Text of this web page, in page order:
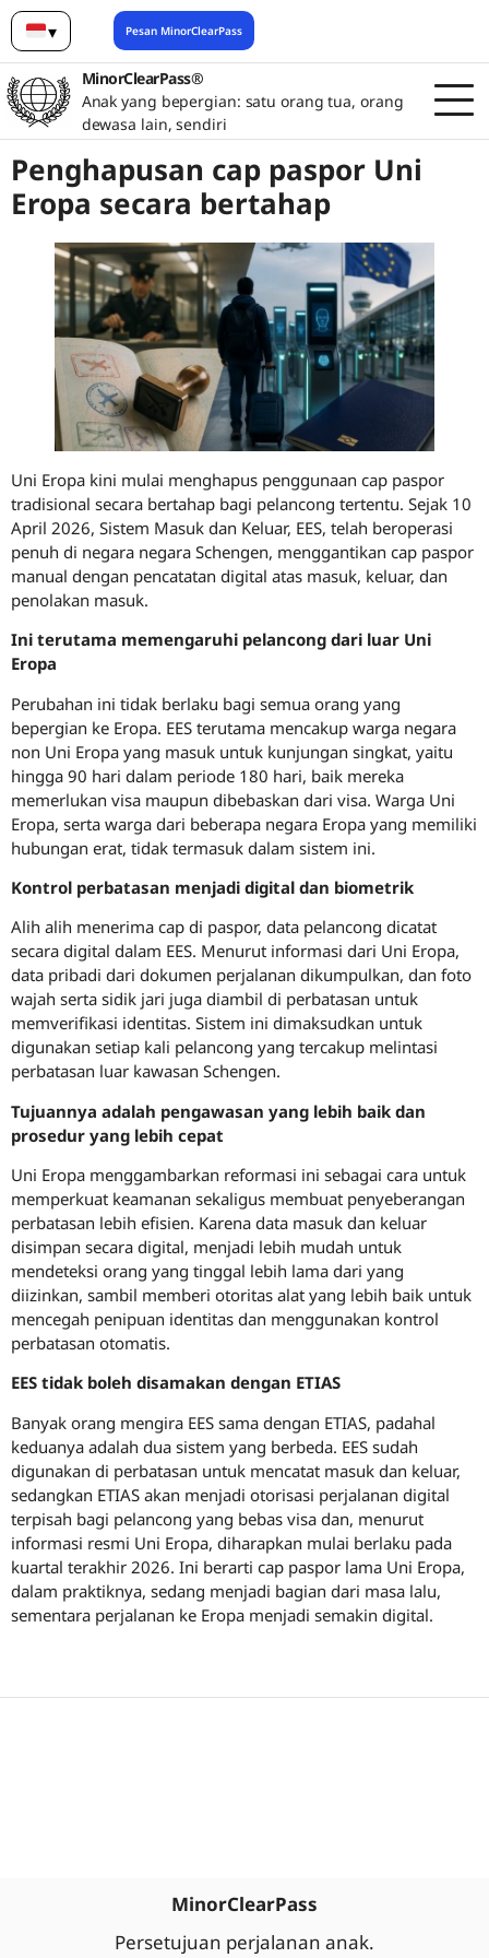
▾
Bahasa Indonesia
Pesan MinorClearPass
MinorClearPass®
Anak yang bepergian: satu orang tua, orang
dewasa lain, sendiri
Penghapusan cap paspor Uni
Eropa secara bertahap
Uni Eropa kini mulai menghapus penggunaan cap paspor
tradisional secara bertahap bagi pelancong tertentu. Sejak 10
April 2026, Sistem Masuk dan Keluar, EES, telah beroperasi
penuh di negara negara Schengen, menggantikan cap paspor
manual dengan pencatatan digital atas masuk, keluar, dan
penolakan masuk.
Ini terutama memengaruhi pelancong dari luar Uni
Eropa
Perubahan ini tidak berlaku bagi semua orang yang
bepergian ke Eropa. EES terutama mencakup warga negara
non Uni Eropa yang masuk untuk kunjungan singkat, yaitu
hingga 90 hari dalam periode 180 hari, baik mereka
memerlukan visa maupun dibebaskan dari visa. Warga Uni
Eropa, serta warga dari beberapa negara Eropa yang memiliki
hubungan erat, tidak termasuk dalam sistem ini.
Kontrol perbatasan menjadi digital dan biometrik
Alih alih menerima cap di paspor, data pelancong dicatat
secara digital dalam EES. Menurut informasi dari Uni Eropa,
data pribadi dari dokumen perjalanan dikumpulkan, dan foto
wajah serta sidik jari juga diambil di perbatasan untuk
memverifikasi identitas. Sistem ini dimaksudkan untuk
digunakan setiap kali pelancong yang tercakup melintasi
perbatasan luar kawasan Schengen.
Tujuannya adalah pengawasan yang lebih baik dan
prosedur yang lebih cepat
Uni Eropa menggambarkan reformasi ini sebagai cara untuk
memperkuat keamanan sekaligus membuat penyeberangan
perbatasan lebih efisien. Karena data masuk dan keluar
disimpan secara digital, menjadi lebih mudah untuk
mendeteksi orang yang tinggal lebih lama dari yang
diizinkan, sambil memberi otoritas alat yang lebih baik untuk
mencegah penipuan identitas dan menggunakan kontrol
perbatasan otomatis.
EES tidak boleh disamakan dengan ETIAS
Banyak orang mengira EES sama dengan ETIAS, padahal
keduanya adalah dua sistem yang berbeda. EES sudah
digunakan di perbatasan untuk mencatat masuk dan keluar,
sedangkan ETIAS akan menjadi otorisasi perjalanan digital
terpisah bagi pelancong yang bebas visa dan, menurut
informasi resmi Uni Eropa, diharapkan mulai berlaku pada
kuartal terakhir 2026. Ini berarti cap paspor lama Uni Eropa,
dalam praktiknya, sedang menjadi bagian dari masa lalu,
sementara perjalanan ke Eropa menjadi semakin digital.
MinorClearPass
Persetujuan perjalanan anak.